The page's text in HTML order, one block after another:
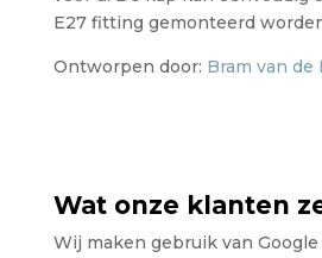
E27 fitting gemonteerd
Ontworpen door: Bram van de
Wat onze klanten
Wij maken gebruik van Google